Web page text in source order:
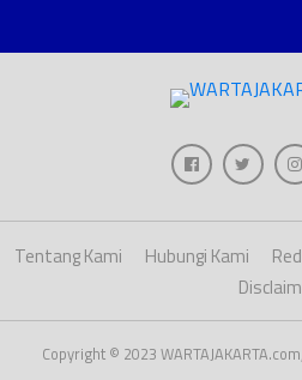
Tentang Kami Hubungi Kami
Copyright © 2023